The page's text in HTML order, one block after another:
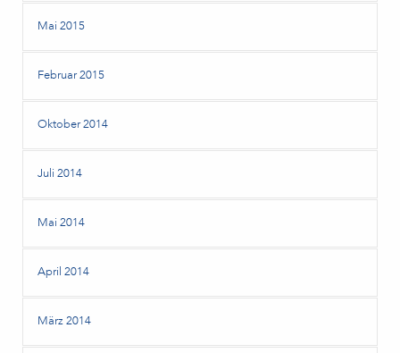
Mai 2015
Februar 2015
Oktober 2014
Juli 2014
Mai 2014
April 2014
März 2014